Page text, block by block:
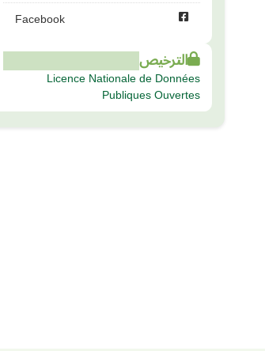
Facebook
الترخيص
Licence Nationale de Données
Publiques Ouvertes